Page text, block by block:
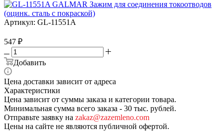
Артикул: GL-11551A
547 ₽
Добавить
Цена доставки зависит от адреса
Характеристики
Цена зависит от суммы заказа и категории товара.
Минимальная сумма всего заказа - 30 тыс. рублей.
Отправьте заявку на zakaz@zazemleno.com
Цены на сайте не являются публичной офертой.